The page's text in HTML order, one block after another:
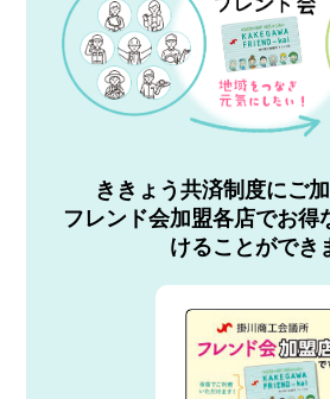
ききょう共済制度にご加
フレンド会加盟各店でお得
けることができ